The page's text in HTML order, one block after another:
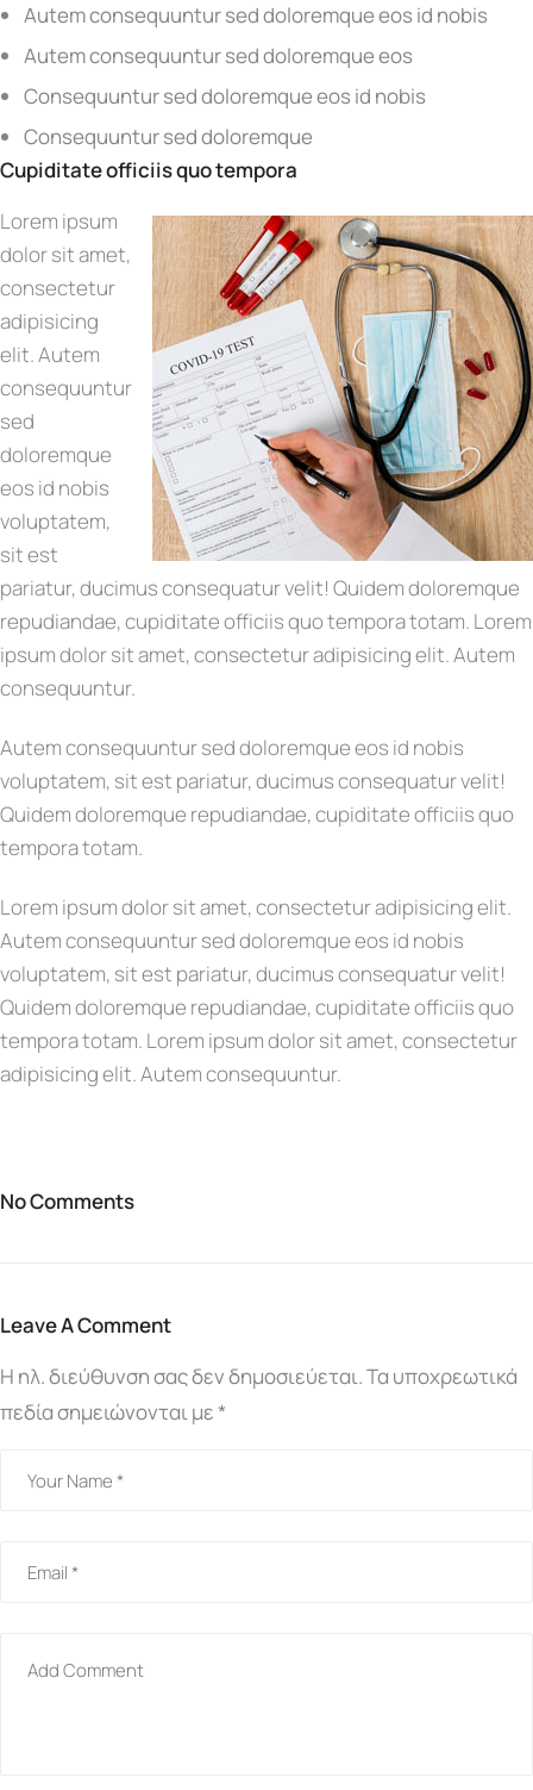
Autem consequuntur sed doloremque eos id nobis
Autem consequuntur sed doloremque eos
Consequuntur sed doloremque eos id nobis
Consequuntur sed doloremque
Cupiditate officiis quo tempora
Lorem ipsum
dolor sit amet,
consectetur
adipisicing
elit. Autem
consequuntur
sed
doloremque
eos id nobis
voluptatem,
sit est
pariatur, ducimus consequatur velit! Quidem doloremque
repudiandae, cupiditate officiis quo tempora totam. Lorem
ipsum dolor sit amet, consectetur adipisicing elit. Autem
consequuntur.
Autem consequuntur sed doloremque eos id nobis
voluptatem, sit est pariatur, ducimus consequatur velit!
Quidem doloremque repudiandae, cupiditate officiis quo
tempora totam.
Lorem ipsum dolor sit amet, consectetur adipisicing elit.
Autem consequuntur sed doloremque eos id nobis
voluptatem, sit est pariatur, ducimus consequatur velit!
Quidem doloremque repudiandae, cupiditate officiis quo
tempora totam. Lorem ipsum dolor sit amet, consectetur
adipisicing elit. Autem consequuntur.
No Comments
Leave A Comment
Η ηλ. διεύθυνση σας δεν δημοσιεύεται.Τα υποχρεωτικά
πεδία σημειώνονται με*